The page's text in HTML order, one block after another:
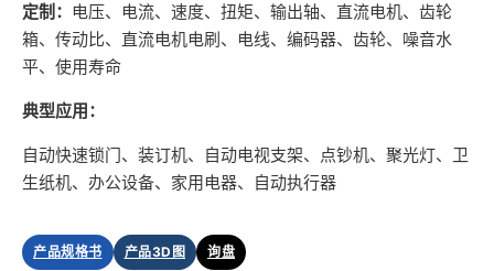
定制： 电压、电流、速度、扭矩、输出轴、直流电机、齿轮
箱、传动比、直流电机电刷、电线、编码器、齿轮、噪音水
平、使用寿命
典型应用：
自动快速锁门、装订机、自动电视支架、点钞机、聚光灯、卫
生纸机、办公设备、家用电器、自动执行器
产品规格书 产品3D图 询盘